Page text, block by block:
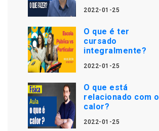
2022-01-25
O que é ter
cursado
integralmente?
2022-01-25
O que está
relacionado com o
calor?
2022-01-25